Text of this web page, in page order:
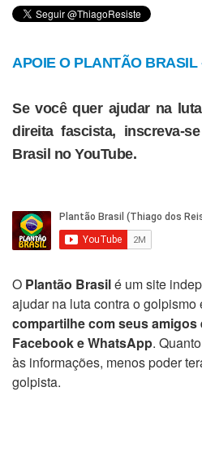
APOIE O PLANTÃO
Se você quer ajudar na
direita fascista, inscreva-
Brasil no YouTube.
O Plantão Brasilé um site
ajudar na luta contra o golpismo
compartilhe com seus amigos
Facebook e WhatsApp.
às informações, menos poder
golpista.